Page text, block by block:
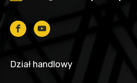
Dział handlowy